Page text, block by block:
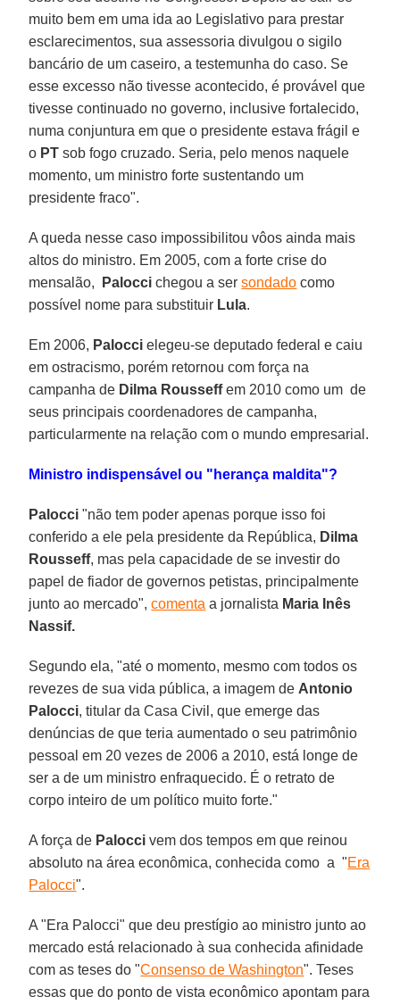
muito bem em uma ida ao Legislativo para prestar
esclarecimentos, sua assessoria divulgou o sigilo
bancário de um caseiro, a testemunha do caso. Se
esse excesso não tivesse acontecido, é provável que
tivesse continuado no governo, inclusive fortalecido,
numa conjuntura em que o presidente estava frágil e
o PT sob fogo cruzado. Seria, pelo menos naquele
momento, um ministro forte sustentando um
presidente fraco".
A queda nesse caso impossibilitou vôos ainda mais
altos do ministro. Em 2005, com a forte crise do
mensalão,
Palocci chegou a sersondado como
possível nome para substituir Lula.
Em 2006, Palocci elegeu-se deputado federal e caiu
em ostracismo, porém retornou com força na
campanha de Dilma Rousseffem 2010 como um de
seus principais coordenadores de campanha,
particularmente na relação com o mundo empresarial.
Ministro indispensável ou "herança maldita"?
Palocci "não tem poder apenas porque isso foi
conferido a ele pela presidente da República, Dilma
Rousseff, mas pela capacidade de se investir do
papel de fiador de governos petistas, principalmente
junto ao mercado",comenta a jornalista Maria Inês
Nassif.
Segundo ela, "até o momento, mesmo com todos os
revezes de sua vida pública, a imagem de Antonio
Palocci, titular da Casa Civil, que emerge das
denúncias de que teria aumentado o seu patrimônio
pessoal em 20 vezes de 2006 a 2010, está longe de
ser a de um ministro enfraquecido. É o retrato de
corpo inteiro de um político muito forte."
A força de Palocci vem dos tempos em que reinou
absoluto na área econômica, conhecida como a "Era
Palocci".
A "Era Palocci" que deu prestígio ao ministro junto ao
mercado está relacionado à sua conhecida afinidade
com as teses do "Consenso de Washington". Teses
essas que do ponto de vista econômico apontam para